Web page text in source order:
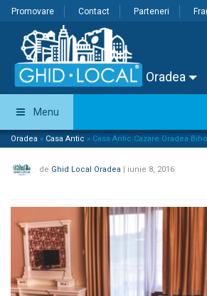
Promovare Contact Parteneri
Oradea
Menu
Oradea » Casa Antic » Casa Antic Cazare Oradea
de Ghid Local Oradea | iunie 8, 2016